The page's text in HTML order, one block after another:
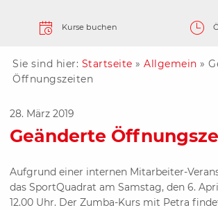
Kurse buchen
Sie sind hier: Startseite » Allgemein »
Öffnungszeiten
28. März 2019
Geänderte
Aufgrund einer internen Mitarbeiter-
das SportQuadrat am Samstag, den 6.
12.00 Uhr. Der Zumba-Kurs mit Petra